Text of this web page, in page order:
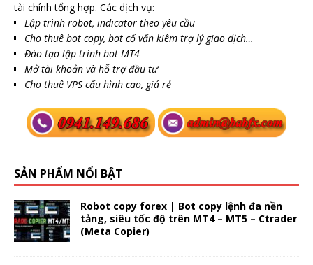
tài chính tổng hợp. Các dịch vụ:
Lập trình robot, indicator theo yêu cầu
Cho thuê bot copy, bot cố vấn kiêm trợ lý giao dịch…
Đào tạo lập trình bot MT4
Mở tài khoản và hỗ trợ đầu tư
Cho thuê VPS cấu hình cao, giá rẻ
SẢN PHẨM NỔI BẬT
Robot copy forex | Bot copy lệnh đa nền
tảng, siêu tốc độ trên MT4 – MT5 – Ctrader
(Meta Copier)